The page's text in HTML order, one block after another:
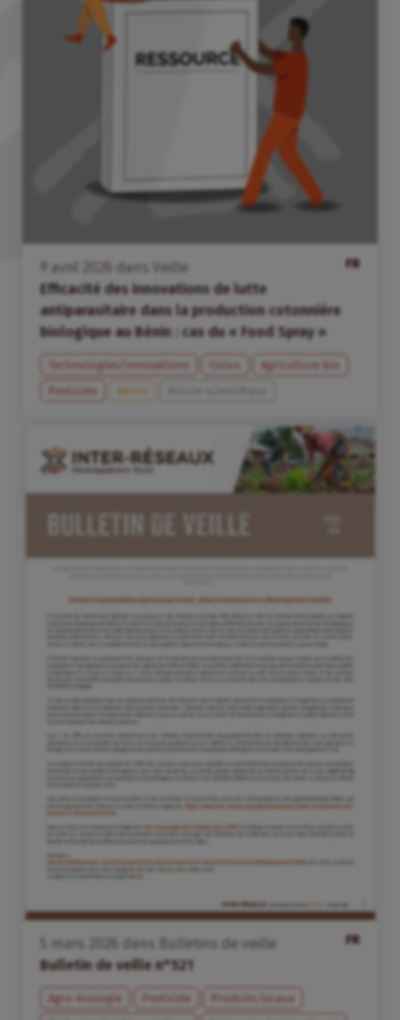
FR
avril dans
Veille
Efficacité des innovations de lutte
antiparasitaire dans la production cotonnière
biologique au Bénin : cas du « Food Spray »
Technologies/innovations Coton
Agriculture bio
Pesticide
Bénin
FR
mars dans
Bulletins de veille
Bulletin de veille n°521
Agro-écologie Pesticide
Produits locaux